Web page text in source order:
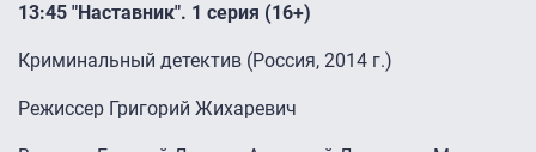
13:45 "Наставник". 1 серия (16+)
Криминальный детектив (Россия, 2014 г.)
Режиссер Григорий Жихаревич